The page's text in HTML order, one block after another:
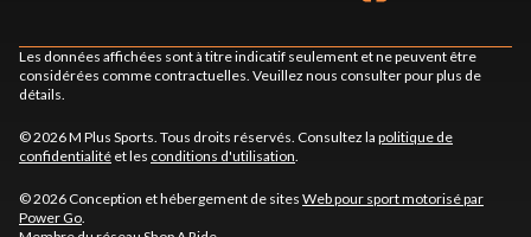
Les données affichées sont à titre indicatif seulement et ne peuvent être
considérées comme contractuelles. Veuillez nous consulter pour plus de
détails.
© 2026 M Plus Sports. Tous droits réservés. Consultez la politique de
confidentialité et les conditions d'utilisation.
© 2026 Conception et hébergement de sites Web pour sport motorisé par
Power Go.